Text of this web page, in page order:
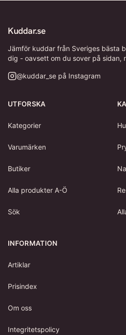
Kuddar.se
Jämför kuddar från Sveriges bästa
dig - oavsett om du sover på sidan,
@kuddar_se på Instagram
UTFORSKA
Kategorier
Varumärken
Butiker
Alla produkter A-Ö
Sök
INFORMATION
Artiklar
Prisindex
Om oss
Integritetspolicy